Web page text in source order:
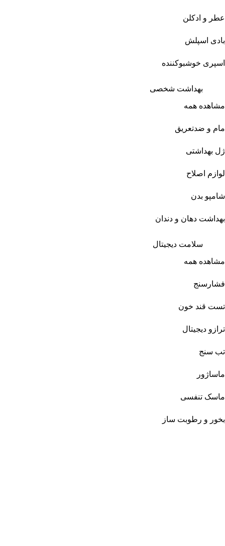
عطر و ادکلن
بادی اسپلش
اسپری خوشبوکننده
بهداشت شخصی
مشاهده همه
مام و ضدتعریق
ژل بهداشتی
لوازم اصلاح
شامپو بدن
بهداشت دهان و دندان
سلامت دیجیتال
مشاهده همه
فشارسنج
تست قند خون
ترازو دیجیتال
تب سنج
ماساژور
ماسک تنفسی
بخور و رطوبت ساز